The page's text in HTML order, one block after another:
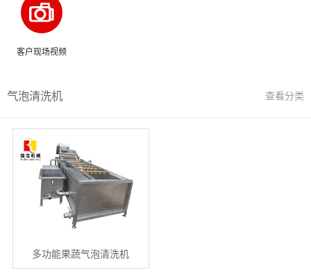
客户现场视频
气泡清洗机 查看分类
多功能果蔬气泡清洗机